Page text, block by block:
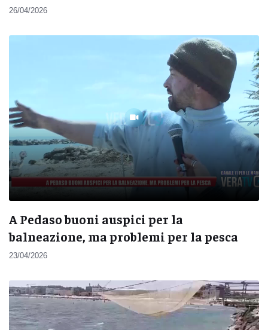
26/04/2026
A Pedaso buoni auspici per la
balneazione, ma problemi per la pesca
23/04/2026